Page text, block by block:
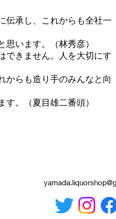
伝承し、これからも全社一
います。（林秀彦）
できません。人を大切にす
からも造り手のみんなと向
。（夏目雄二番頭）